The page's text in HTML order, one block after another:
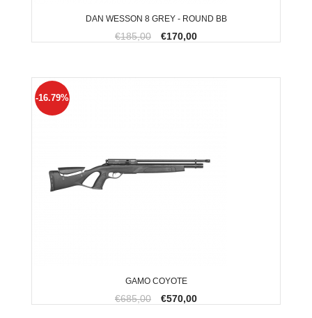
DAN WESSON 8 GREY - ROUND BB
€185,00 €170,00
GAMO COYOTE
-16.79%
€685,00 €570,00